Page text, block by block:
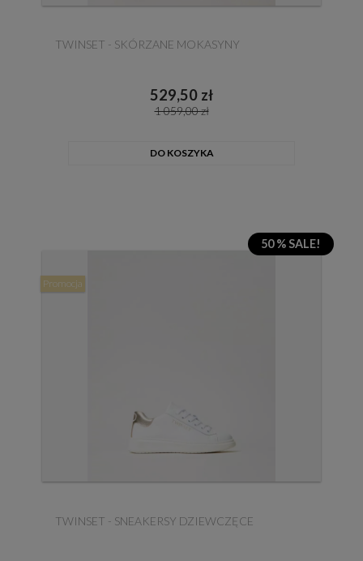
TWINSET - SKÓRZANE MOKASYNY
529,50 zł
1 059,00 zł
DO KOSZYKA
50 % SALE!
TWINSET - SNEAKERSY DZIEWCZĘCE
Promocja